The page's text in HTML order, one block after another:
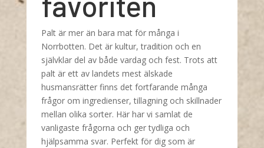
Palt är mer än bara mat för många i
Norrbotten. Det är kultur, tradition och en
självklar del av både vardag och fest. Trots att
palt är ett av landets mest älskade
husmansrätter finns det fortfarande många
frågor om ingredienser, tillagning och skillnader
mellan olika sorter. Här har vi samlat de
vanligaste frågorna och ger tydliga och
hjälpsamma svar. Perfekt för dig som är